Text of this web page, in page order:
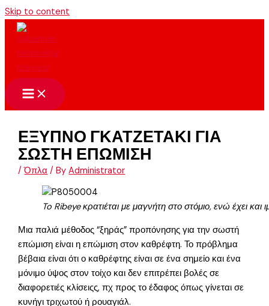
Skip to content
ΕΞΥΠΝΟ ΓΚΑΤΖΕΤΑΚΙ ΓΙΑ
ΣΩΣΤΗ ΕΠΩΜΙΣΗ
/Όπλα / ByAdministrator
To Ribeye κρατιέται με μαγνήτη στο στόμιο, ενώ έχει και
Μια παλιά μέθοδος “ξηράς” προπόνησης για την σωστή
επώμιση είναι η επώμιση στον καθρέφτη. Το πρόβλημα
βέβαια είναι ότι ο καθρέφτης είναι σε ένα σημείο και ένα
μόνιμο ύψος στον τοίχο και δεν επιτρέπει βολές σε
διαφορετιές κλίσειςς, πχ προς το έδαφος όπως γίνεται σε
κυνήγι τριχωτού ή ρουαγιάλ.